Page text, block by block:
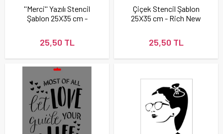
''Merci'' Yazılı Stencil
Şablon 25X35 cm -
25,50 TL
Çiçek Stencil Şablon
25X35 cm - Rich New
25,50 TL